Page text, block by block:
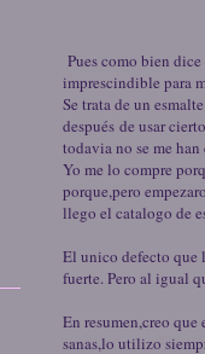
Pues como bien
imprescindible para
Se trata de un
después de usar
todavia no se me
Yo me lo compre
porque,pero
llego el catalogo de
El unico defecto que
fuerte. Pero al igual
En resumen,creo
sanas,lo utilizo